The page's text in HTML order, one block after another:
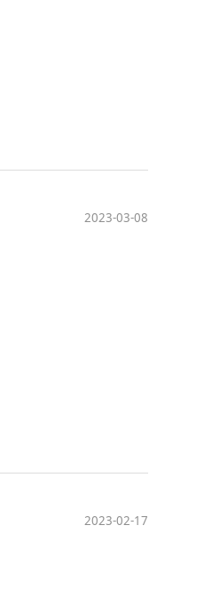
2023-03-08
2023-02-17